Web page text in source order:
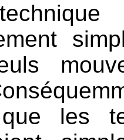
que les